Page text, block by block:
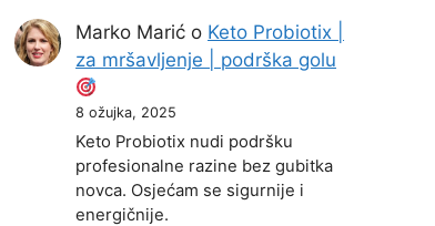
Marko Marić o Keto Probiotix |
za mršavljenje | podrška golu
8 ožujka, 2025
Keto Probiotix nudi podršku
profesionalne razine bez gubitka
novca. Osjećam se sigurnije i
energičnije.